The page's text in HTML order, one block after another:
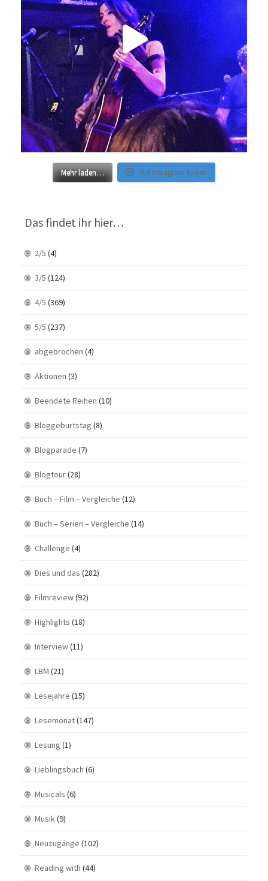
Mehr laden… Auf Instagram folgen
Das findet ihr hier…
2/5 (4)
3/5 (124)
4/5 (369)
5/5 (237)
abgebrochen (4)
Aktionen (3)
Beendete Reihen (10)
Bloggeburtstag (8)
Blogparade (7)
Blogtour(28)
Buch – Film – Vergleiche (12)
Buch – Serien – Vergleiche (14)
Challenge (4)
Dies und das (282)
Filmreview(92)
Highlights (18)
Interview(11)
LBM (21)
Lesejahre (15)
Lesemonat(147)
Lesung (1)
Lieblingsbuch (6)
Musicals (6)
Musik (9)
Neuzugänge (102)
Reading with (44)